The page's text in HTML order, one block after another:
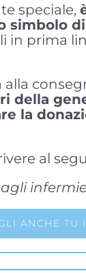
speciale,
simbolo
prima
alla
della
la
al
ANCHE TU